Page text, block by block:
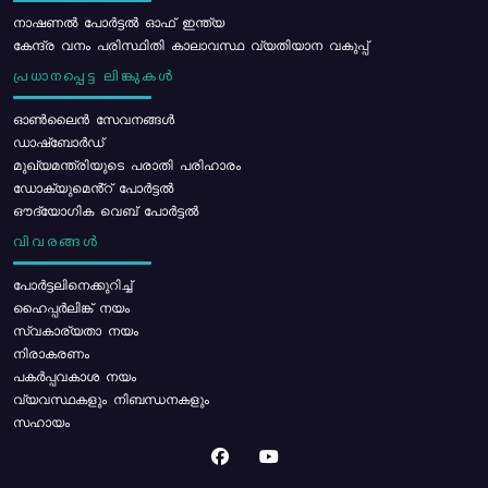
നാഷണൽ പോർട്ടൽ ഓഫ് ഇന്ത്യ
കേന്ദ്ര വനം പരിസ്ഥിതി കാലാവസ്ഥ വ്യതിയാന വകുപ്പ്
പ്രധാനപ്പെട്ട ലിങ്കുകൾ
ഓൺലൈൻ സേവനങ്ങൾ
ഡാഷ്ബോർഡ്
മുഖ്യമന്ത്രിയുടെ പരാതി പരിഹാരം
ഡോക്യുമെൻ്റ് പോർട്ടൽ
ഔദ്യോഗിക വെബ് പോർട്ടൽ
വിവരങ്ങൾ
പോര്‍ട്ടലിനെക്കുറിച്ച്
ഹൈപ്പർലിങ്ക് നയം
സ്വകാര്യതാ നയം
നിരാകരണം
പകർപ്പവകാശ നയം
വ്യവസ്ഥകളും നിബന്ധനകളും
സഹായം